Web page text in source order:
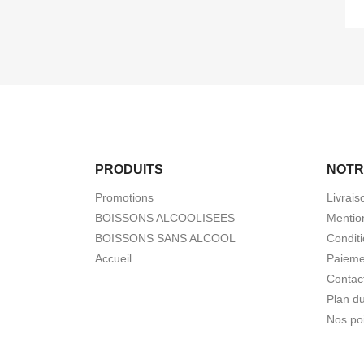
PRODUITS
Promotions
BOISSONS ALCOOLISEES
BOISSONS SANS ALCOOL
Accueil
Plan
Nos